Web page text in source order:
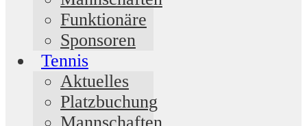
Funktionäre
Sponsoren
Tennis
Aktuelles
Platzbuchung
Mannschaften